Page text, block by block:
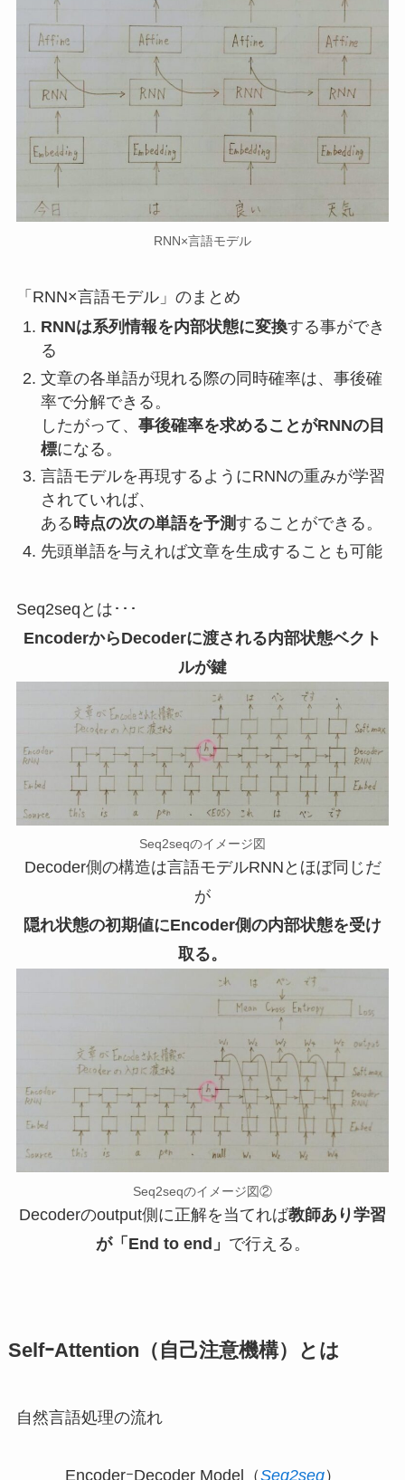
RNN×言語モデル
「RNN×言語モデル」のまとめ
RNNは系列情報を内部状態に変換する事ができ
る
文章の各単語が現れる際の同時確率は、事後確
率で分解できる。
したがって、 事後確率を求めることがRNNの目
標になる。
言語モデルを再現するようにRNNの重みが学習
されていれば、
ある時点の次の単語を予測することができる。
先頭単語を与えれば文章を生成することも可能
Seq2seqとは･･･
EncoderからDecoderに渡される内部状態ベクト
ルが鍵
Seq2seqのイメージ図
Decoder側の構造は言語モデルRNNとほぼ同じだ
が
隠れ状態の初期値にEncoder側の内部状態を受け
取る。
Seq2seqのイメージ図②
Decoderのoutput側に正解を当てれば教師あり学習
が「End to end」 で行える。
SelfｰAttention（自己注意機構）とは
自然言語処理の流れ
EncoderｰDecoder Model（Seq2seq）